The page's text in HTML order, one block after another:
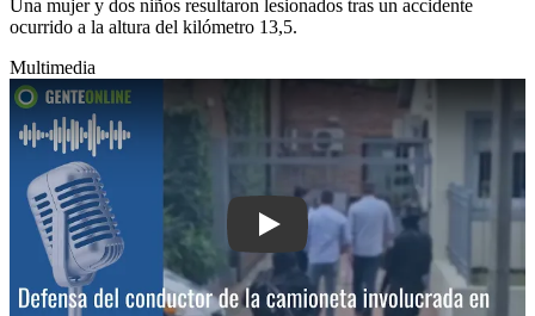
Una mujer y dos niños resultaron lesionados tras un accidente
ocurrido a la altura del kilómetro 13,5.
Multimedia
Play: Defensa del conductor de la